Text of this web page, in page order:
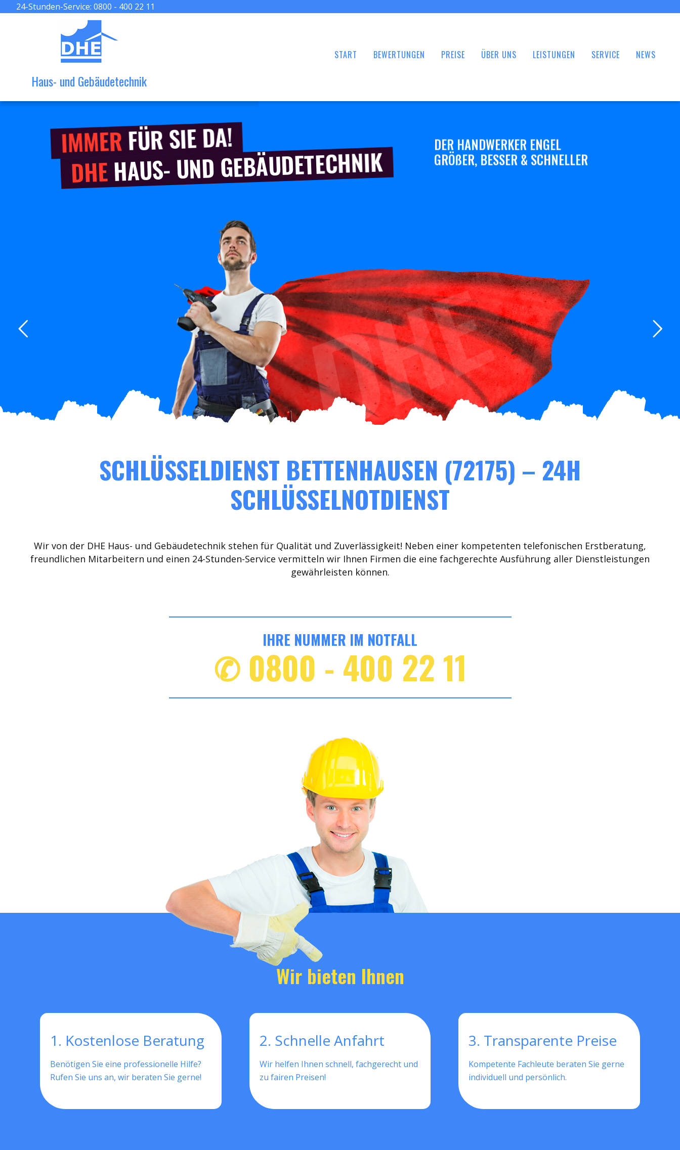
24-Stunden-Service: 0800 - 400 22 11
Haus- und Gebäudetechnik
START BEWERTUNGEN PREISE ÜBER UNS LEISTUNGEN SERVICE NEWS
IMMERFÜR SIE DA!
DHEHAUS- UND GEBÄUDETECHNIK
DER HANDWERKER ENGEL
GRÖßER, BESSER & SCHNELLER
SCHLÜSSELDIENST BETTENHAUSEN (72175) – 24H
SCHLÜSSELNOTDIENST
Wir von der DHE Haus- und Gebäudetechnik stehen für Qualität und Zuverlässigkeit! Neben einer kompetenten telefonischen Erstberatung,
freundlichen Mitarbeitern und einen 24-Stunden-Service vermitteln wir Ihnen Firmen die eine fachgerechte Ausführung aller Dienstleistungen
gewährleisten können.
IHRE NUMMER IM NOTFALL
✆ 0800 - 400 22 11
Wir bieten Ihnen
1. Kostenlose Beratung
Benötigen Sie eine professionelle Hilfe?
Rufen Sie uns an, wir beraten Sie gerne!
2. Schnelle Anfahrt
Wir helfen Ihnen schnell, fachgerecht und
zu fairen Preisen!
3. Transparente Preise
Kompetente Fachleute beraten Sie gerne
individuell und persönlich.